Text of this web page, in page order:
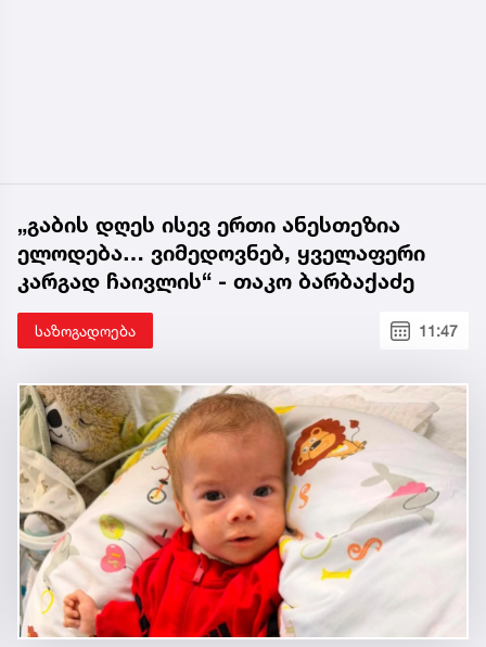
„გაბის დღეს ისევ ერთი ანესთეზია
ელოდება… ვიმედოვნებ, ყველაფერი
კარგად ჩაივლის“ - თაკო ბარბაქაძე
საზოგადოება 11:47